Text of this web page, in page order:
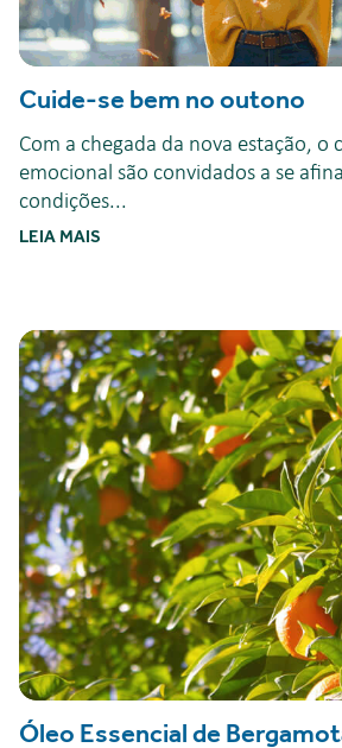
Cuide-se bem no outono
Com a chegada da nova estação, o
emocional são convidados a se
condições...
LEIA MAIS
Óleo Essencial de